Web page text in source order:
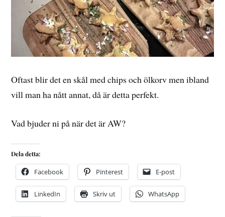
Oftast blir det en skål med chips och ölkorv men ibland
vill man ha nått annat, då är detta perfekt.
Vad bjuder ni på när det är AW?
Dela detta:
Facebook Pinterest E-post
LinkedIn Skriv ut WhatsApp